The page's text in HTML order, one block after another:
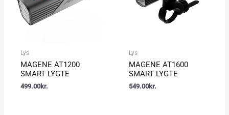
Lys
MAGENE AT1200
SMART LYGTE
499.00kr.
Lys
MAGENE AT1600
SMART LYGTE
549.00kr.